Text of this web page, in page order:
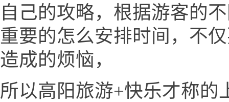
自己的攻略，根据游客的
重要的怎么安排时间，不
造成的烦恼，
所以高阳旅游+快乐才称的